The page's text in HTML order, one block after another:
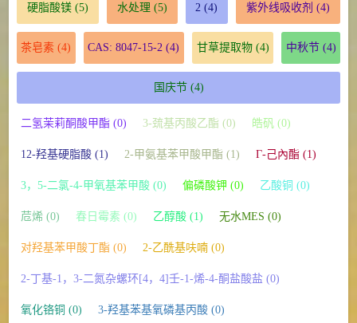
硬脂酸镁(5) 水处理 (5) 2 (4) 紫外线吸收剂 (4)
茶皂素 (4) CAS: 8047-15-2 (4) 甘草提取物(4) 中秋节(4)
国庆节(4)
二氢茉莉酮酸甲酯 (0) 3-巯基丙酸乙酯 (0) 皓矾 (0)
12-羟基硬脂酸 (1) 2-甲氨基苯甲酸甲酯 (1) Γ-己內酯 (1)
3，5-二氯-4-甲氧基苯甲酸 (0) 偏磷酸钾 (0) 乙酸铜 (0)
苊烯 (0) 春日霉素 (0) 乙醇酸 (1) 无水MES (0)
对羟基苯甲酸丁酯 (0) 2-乙酰基呋喃 (0)
2-丁基-1，3-二氮杂螺环[4，4]壬-1-烯-4-酮盐酸盐 (0)
氧化铬铜 (0) 3-羟基苯基氧磷基丙酸 (0)